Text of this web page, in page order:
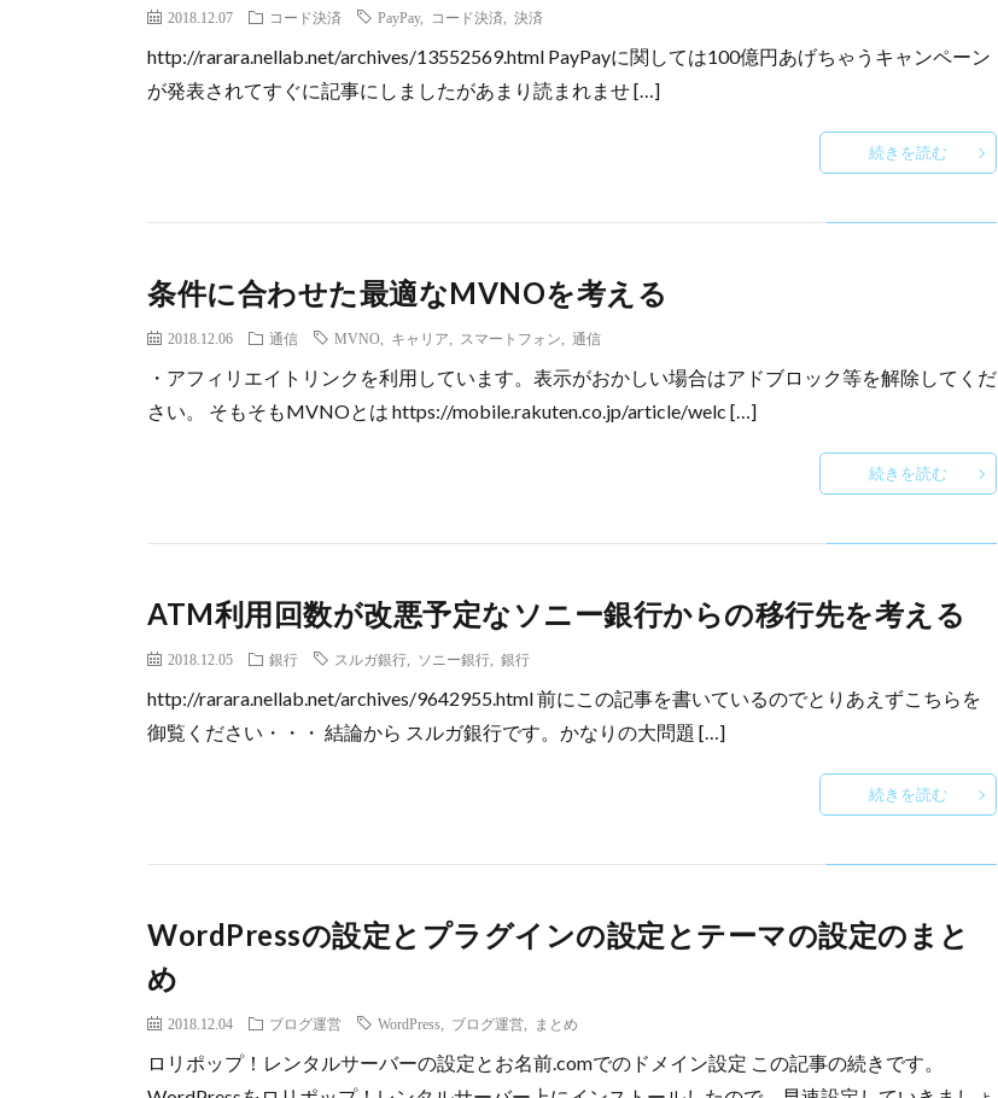
2018.12.07 コード決済 PayPay, コード決済 決済
http://rarara.nellab.net/archives/13552569.html PayPayに関しては100億円あげちゃうキャンペーン
が発表されてすぐに記事にしましたがあまり読まれませ […]
続きを読む
条件に合わせた最適なMVNOを考える
2018.12.06 通信 MVNO キャリア スマートフォン 通信
・アフィリエイトリンクを利用しています。表示がおかしい場合はアドブロック等を解除してくだ
さい。 そもそもMVNOとは https://mobile.rakuten.co.jp/article/welc […]
続きを読む
ATM利用回数が改悪予定なソニー銀行からの移行先を考える
2018.12.05 銀行 スルガ銀行 ソニー銀行 銀行
http://rarara.nellab.net/archives/9642955.html 前にこの記事を書いているのでとりあえずこちらを
御覧ください・・・ 結論から スルガ銀行です。かなりの大問題 […]
続きを読む
WordPressの設定とプラグインの設定とテーマの設定のまと
め
2018.12.04 ブログ運営 WordPress ブログ運営 まとめ
ロリポップ！レンタルサーバーの設定とお名前.comでのドメイン設定 この記事の続きです。